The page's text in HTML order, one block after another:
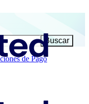
Buscar
de Pago